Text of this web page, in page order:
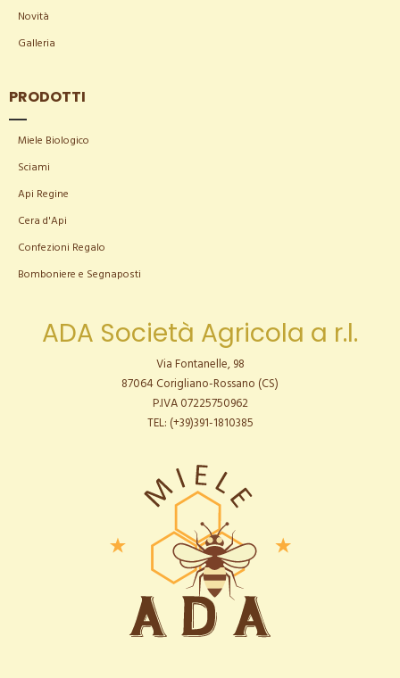
Novità
Galleria
PRODOTTI
Miele Biologico
Sciami
Api Regine
Cera d'Api
Confezioni Regalo
Bomboniere e Segnaposti
ADA Società Agricola a r.l.
Via Fontanelle, 98
87064 Corigliano-Rossano (CS)
P.IVA 07225750962
TEL: (+39)391-1810385